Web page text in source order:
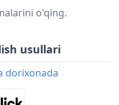
o'qing.
usullari
dorixonada